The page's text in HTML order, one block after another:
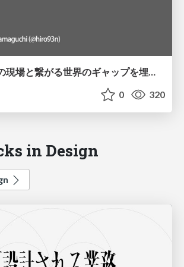
ハードウェアの現場と繋がる世界のギャップを埋める開発指針
0 320
in Design